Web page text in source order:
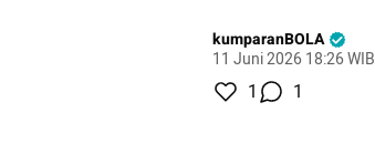
kumparanBOLA
11 Juni 2026 18:26 WIB
1 1